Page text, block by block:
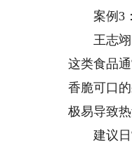
案例3：
王志翊：
这类食品
香脆可口
极易导致热
建议日常